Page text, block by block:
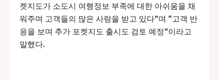
켓지도가 소도시 여행정보 부족에 대한 아쉬움을 채
워주며 고객들의 많은 사랑을 받고 있다”며 “고객 반
응을 보며 추가 포켓지도 출시도 검토 예정”이라고
말했다.